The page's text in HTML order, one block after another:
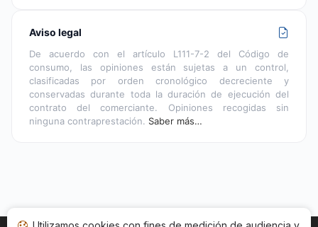
Aviso legal
De acuerdo con el artículo L111-7-2 del Código de
consumo, las opiniones están sujetas a un control,
clasificadas por orden cronológico decreciente y
conservadas durante toda la duración de ejecución del
contrato del comerciante. Opiniones recogidas sin
ninguna contraprestación. Saber más…